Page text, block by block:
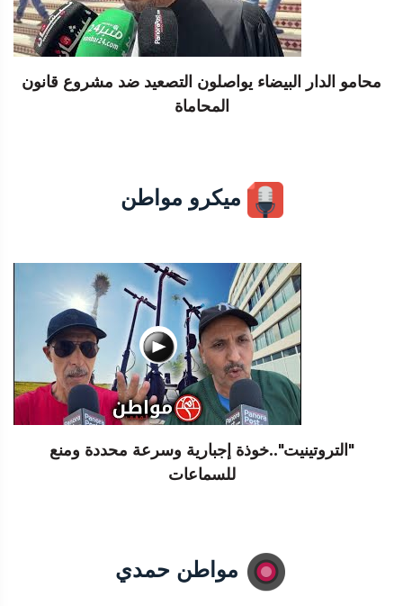
محامو الدار البيضاء يواصلون التصعيد ضد مشروع قانون
المحاماة
ميكرو مواطن
"التروتينيت"..خوذة إجبارية وسرعة محددة ومنع
للسماعات
مواطن حمدي